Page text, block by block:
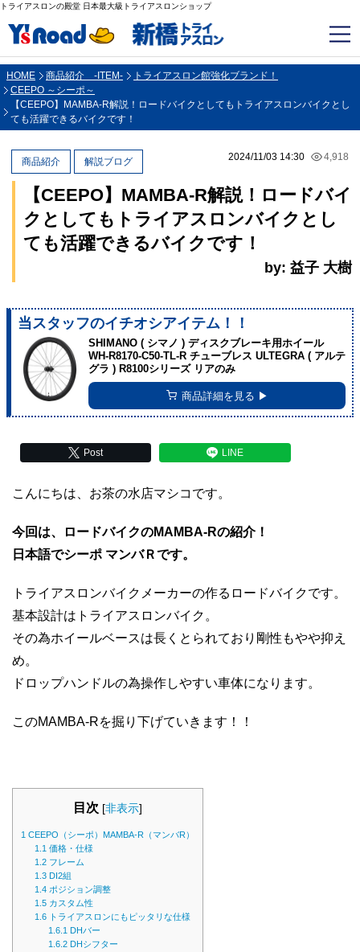
トライアスロンの殿堂 日本最大級トライアスロンショップ
HOME 商品紹介 -ITEM-
トライアスロン館強化ブランド！
CEEPO ～シーポ～
【CEEPO】MAMBA-R解説！ロードバイクとしてもトライアスロンバイクとし
ても活躍できるバイクです！
2024/11/03 14:30 4,918
商品紹介 解説ブログ
【CEEPO】MAMBA-R解説！ロードバイ
クとしてもトライアスロンバイクとし
ても活躍できるバイクです！
by: 益子 大樹
当スタッフのイチオシアイテム！！
SHIMANO ( シマノ ) ディスクブレーキ用ホイール
WH-R8170-C50-TL-R チューブレス ULTEGRA ( アルテ
グラ ) R8100シリーズ リアのみ
商品詳細を見る ▶︎
Post LINE
こんにちは、お茶の水店マシコです。
今回は、ロードバイクのMAMBA-Rの紹介！
日本語でシーポ マンバＲです。
トライアスロンバイクメーカーの作るロードバイクです。
基本設計はトライアスロンバイク。
その為ホイールベースは長くとられており剛性もやや抑え
め。
ドロップハンドルの為操作しやすい車体になります。
このMAMBA-Rを掘り下げていきます！！
目次 [非表示]
1 CEEPO（シーポ）MAMBA-R（マンバR）
1.1 価格・仕様
1.2 フレーム
1.3 DI2組
1.4 ポジション調整
1.5 カスタム性
1.6 トライアスロンにもピッタリな仕様
1.6.1
DHバー
1.6.2 DHシフター